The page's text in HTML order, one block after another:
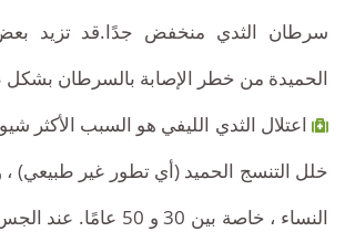
سرطان الثدي منخفض جدًا.قد تزيد بعض
الحميدة من خطر الإصابة بالسرطان
اعتلال الثدي الليفي هو السبب الأكثر
خلل التنسج الحميد (أي تطور غير طبيعي)
النساء ، خاصة بين 30 و